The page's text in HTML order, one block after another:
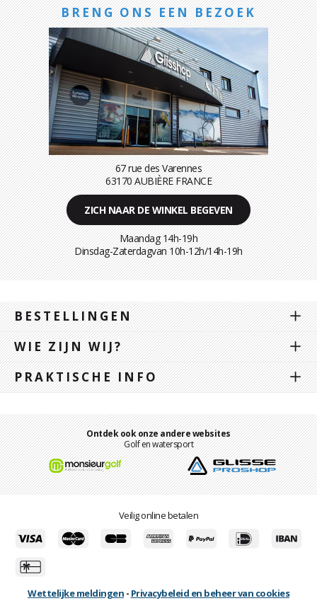
BRENG ONS EEN BEZOEK
67 rue des Varennes
63170 AUBIÈRE FRANCE
ZICH NAAR DE WINKEL BEGEVEN
Maandag 14h-19h
Dinsdag-Zaterdagvan 10h-12h/14h-19h
BESTELLINGEN
WIE ZIJN WIJ?
PRAKTISCHE INFO
Ontdek ook onze andere websites
Golf en watersport
Veilig online betalen
Wettelijke meldingen - Privacybeleid en beheer van cookies